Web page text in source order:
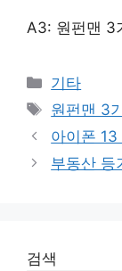
A3: 원펀맨 3
Categories
기타
Tags
원펀맨 3
아이폰
부동산 등
검색